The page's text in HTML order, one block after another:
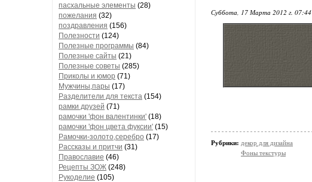
пасхальные элементы (28)
пожелания (32)
поздравления (156)
Полезности (124)
Полезные программы (84)
Полезные сайты (21)
Полезные советы (285)
Приколы и юмор (71)
Мужчины,пары (17)
Разделители для текста (154)
рамки друзей (71)
рамочки 'фон валентинки' (18)
рамочки 'фон цвета фуксии' (15)
Рамочки-золото,серебро (17)
Рассказы и притчи (31)
Православие (46)
Рецепты ЗОЖ (248)
Рукоделие (105)
Суббота, 17 Марта 2012 г. 07:44
Рубрики: декор для дизайна
Фоны текстуры